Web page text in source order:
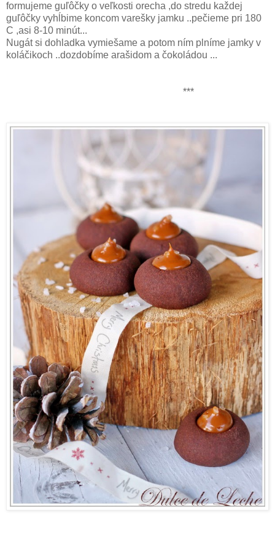
formujeme guľôčky o veľkosti orecha ,do stredu každej
guľôčky vyhĺbime koncom varešky jamku ..pečieme pri 180
C ,asi 8-10 minút...
Nugát si dohladka vymiešame a potom ním plníme jamky v
koláčikoch ..dozdobíme arašidom a čokoládou ...
***